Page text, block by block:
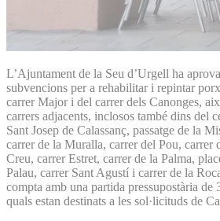
L’Ajuntament de la Seu d’Urgell ha
subvencions per a rehabilitar i repintar
carrer Major i del carrer dels Canonges,
carrers adjacents, inclosos també dins del
Sant Josep de Calassanç, passatge de la
carrer de la Muralla, carrer del Pou, carrer
Creu, carrer Estret, carrer de la Palma,
Palau, carrer Sant Agustí i carrer de la
compta amb una partida pressupostària de
quals estan destinats a les sol·licituds de